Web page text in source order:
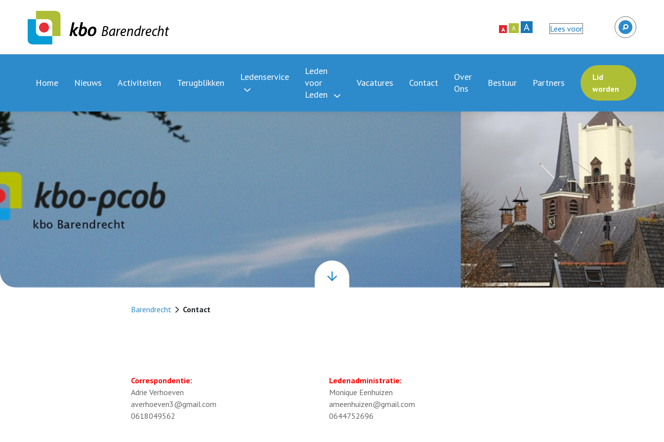
Barendrecht A A A Lees voor
Home Nieuws Activiteiten Terugblikken
Ledenservice
Leden
voor
Leden
Vacatures Contact
Over
Ons
Bestuur Partners
Lid
worden
Barendrecht Contact
Correspondentie:
Ledenadministratie:
Adrie Verhoeven
Monique Eenhuizen
averhoeven3@gmail.com
ameenhuizen@gmail.com
0618049562
0644752696